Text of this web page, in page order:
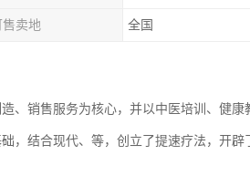
售卖地 全国
、销售服务为核心，并以中医培训、健康
，结合现代、等，创立了提速疗法，开辟